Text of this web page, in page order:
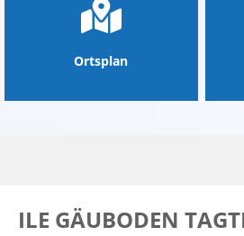
Ortsplan
ILE GÄUBODEN